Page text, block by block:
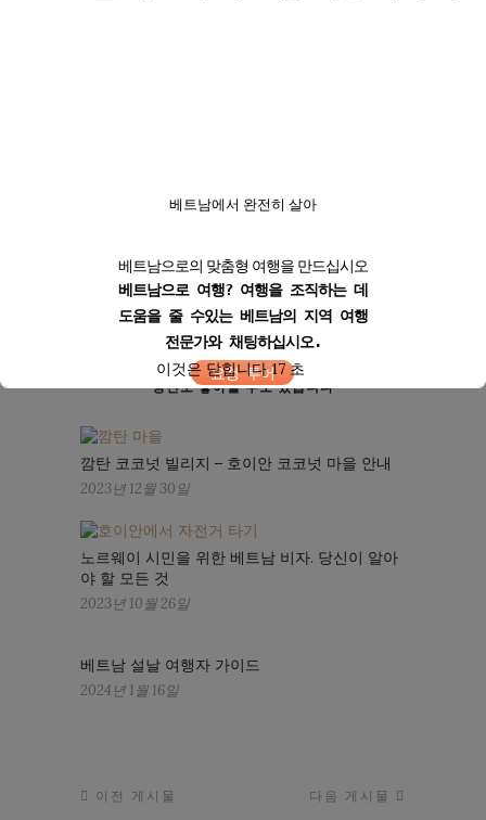
방접종 증명서를 발급해야 합니다.
당신도 좋아할 수도 있습니다
깜탄 코코넛 빌리지 – 호이안 코코넛 마을 안내
2023년 12월 30일
노르웨이 시민을 위한 베트남 비자. 당신이 알아
야 할 모든 것
2023년 10월 26일
베트남 설날 여행자 가이드
2024년 1월 16일
이전 게시물 다음 게시물
베트남에서 완전히 살아
베트남으로의 맞춤형 여행을 만드십시오
베트남으로 여행? 여행을 조직하는 데
도움을 줄 수있는 베트남의 지역 여행
전문가와 채팅하십시오.
요청 투어
이것은 닫힙니다17초